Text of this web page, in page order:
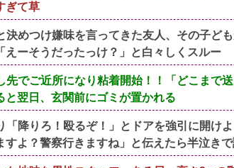
ぎて草
決めつけ嫌味を言ってきた友人、その子ど
ーそうだったっけ？」と白々しくスルー
先でご近所になり粘着開始！！「どこまで
翌日、玄関前にゴミが置かれる
降りろ！殴るぞ！」とドアを強引に開け
よ？警察行きますね」と伝えたら半泣き